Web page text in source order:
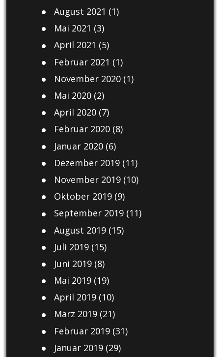
August 2021 (1)
Mai 2021 (3)
April 2021 (5)
Februar 2021 (1)
November 2020(1)
Mai 2020(2)
April 2020(7)
Februar 2020(8)
Januar 2020(6)
Dezember 2019(11)
November 2019(10)
Oktober 2019(9)
September 2019(11)
August 2019(15)
Juli 2019(15)
Juni 2019(8)
Mai 2019(19)
April 2019(10)
März 2019(21)
Februar 2019(31)
Januar 2019(29)